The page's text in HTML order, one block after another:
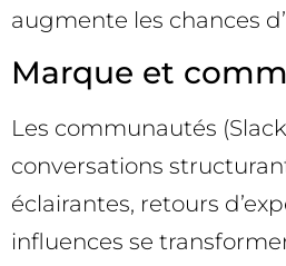
augmente les chances
Marque et
Les communautés
conversations
éclairantes, retours
influences se